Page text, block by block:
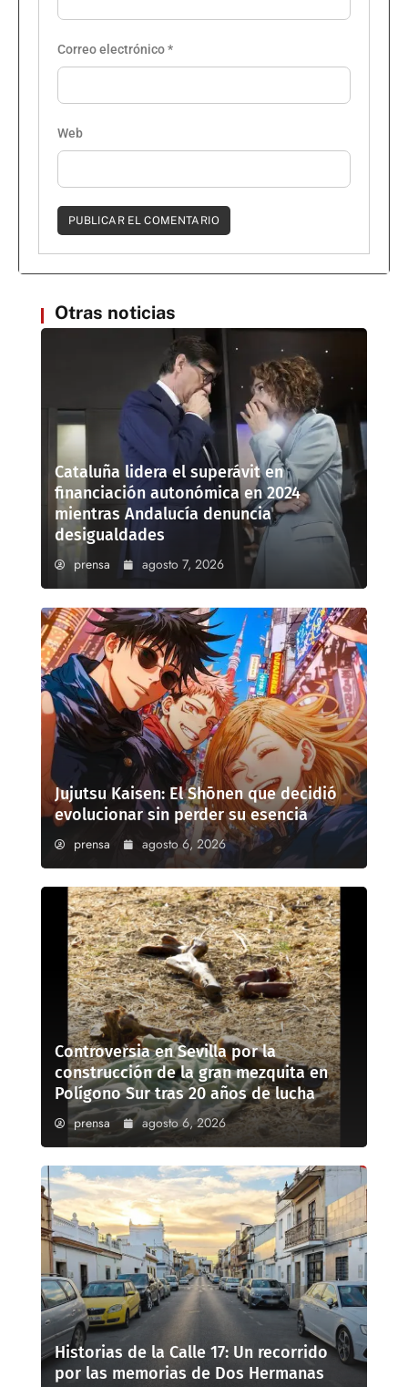
Correo electrónico*
Web
Otras noticias
Cataluña lidera el superávit en
financiación autonómica en 2024
mientras Andalucía denuncia
desigualdades
prensa agosto 7, 2026
Jujutsu Kaisen: El Shōnen que decidió
evolucionar sin perder su esencia
prensa agosto 6, 2026
Controversia en Sevilla por la
construcción de la gran mezquita en
Polígono Sur tras 20 años de lucha
prensa agosto 6, 2026
Historias de la Calle 17: Un recorrido
por las memorias de Dos Hermanas